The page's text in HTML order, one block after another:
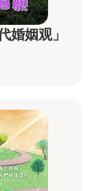
婚姻观」